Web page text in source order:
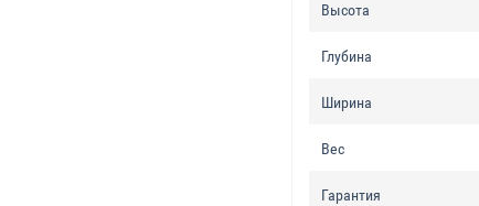
Высота
Глубина
Ширина
Вес
Гарантия